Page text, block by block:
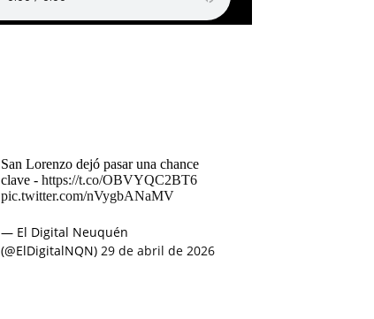
San Lorenzo dejó pasar una chance
clave - https://t.co/OBVYQC2BT6
pic.twitter.com/nVygbANaMV
— El Digital Neuquén
(@ElDigitalNQN) 29 de abril de 2026